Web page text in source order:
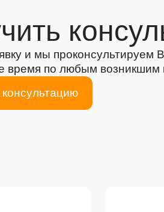
и мы проконсультируем
время по любым возникшим